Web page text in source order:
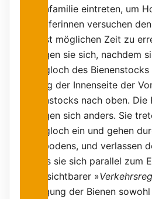
Bienenfamilie eintreten, um
Angreiferinnen versuchen
kürzest möglichen Zeit zu
bewegen sie sich, nachdem
Einflugloch des
entlang der Innenseite der
Bienenstocks nach oben. Die
bewegen sich anders. Sie
Einflugloch ein und gehen
Flachbodens, und verlassen
sodass sie sich parallel zum
Ein unsichtbarer »
Bewegung der Bienen